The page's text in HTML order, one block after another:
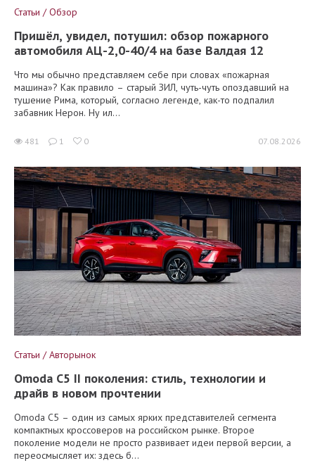
Статьи / Обзор
Пришёл, увидел, потушил: обзор пожарного
автомобиля АЦ-2,0-40/4 на базе Валдая 12
Что мы обычно представляем себе при словах «пожарная
машина»? Как правило – старый ЗИЛ, чуть-чуть опоздавший на
тушение Рима, который, согласно легенде, как-то подпалил
забавник Нерон. Ну ил...
481 1 0 07.08.2026
Статьи / Авторынок
Omoda C5 II поколения: стиль, технологии и
драйв в новом прочтении
Omoda C5 – один из самых ярких представителей сегмента
компактных кроссоверов на российском рынке. Второе
поколение модели не просто развивает идеи первой версии, а
переосмысляет их: здесь б...